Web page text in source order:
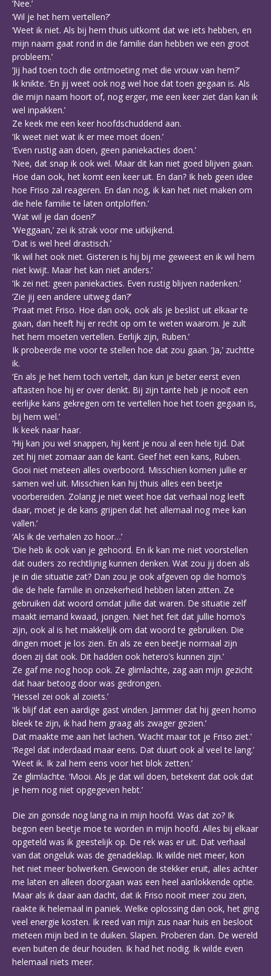
‘Nee.’
‘Wil je het hem vertellen?’
‘Weet ik niet. Als bij hem thuis uitkomt dat we iets hebben, en
mijn naam gaat rond in die familie dan hebben we een groot
probleem.’
‘Jij had toen toch die ontmoeting met die vrouw van hem?’
Ik knikte. ‘En jij weet ook nog wel hoe dat toen gegaan is. Als
die mijn naam hoort of, nog erger, me een keer ziet dan kan ik
wel inpakken.’
Ze keek me een keer hoofdschuddend aan.
‘Ik weet niet wat ik er mee moet doen.’
‘Even rustig aan doen, geen paniekacties doen.’
‘Nee, dat snap ik ook wel. Maar dit kan niet goed blijven gaan.
Hoe dan ook, het komt een keer uit. En dan? Ik heb geen idee
hoe Friso zal reageren. En dan nog, ik kan het niet maken om
die hele familie te laten ontploffen.’
‘Wat wil je dan doen?’
‘Weggaan,’ zei ik strak voor me uitkijkend.
‘Dat is wel heel drastisch.’
‘Ik wil het ook niet. Gisteren is hij bij me geweest en ik wil hem
niet kwijt. Maar het kan niet anders.’
‘Ik zei net: geen paniekacties. Even rustig blijven nadenken.’
‘Zie jij een andere uitweg dan?’
‘Praat met Friso. Hoe dan ook, ook als je beslist uit elkaar te
gaan, dan heeft hij er recht op om te weten waarom. Je zult
het hem moeten vertellen. Eerlijk zijn, Ruben.’
Ik probeerde me voor te stellen hoe dat zou gaan. ‘Ja,’ zuchtte
ik.
‘En als je het hem toch vertelt, dan kun je beter eerst even
aftasten hoe hij er over denkt. Bij zijn tante heb je nooit een
eerlijke kans gekregen om te vertellen hoe het toen gegaan is,
bij hem wel.’
Ik keek naar haar.
‘Hij kan jou wel snappen, hij kent je nou al een hele tijd. Dat
zet hij niet zomaar aan de kant. Geef het een kans, Ruben.
Gooi niet meteen alles overboord. Misschien komen jullie er
samen wel uit. Misschien kan hij thuis alles een beetje
voorbereiden. Zolang je niet weet hoe dat verhaal nog leeft
daar, moet je de kans grijpen dat het allemaal nog mee kan
vallen.’
‘Als ik de verhalen zo hoor…’
‘Die heb ik ook van je gehoord. En ik kan me niet voorstellen
dat ouders zo rechtlijnig kunnen denken. Wat zou jij doen als
je in die situatie zat? Dan zou je ook afgeven op die homo’s
die de hele familie in onzekerheid hebben laten zitten. Ze
gebruiken dat woord omdat jullie dat waren. De situatie zelf
maakt iemand kwaad, jongen. Niet het feit dat jullie homo’s
zijn, ook al is het makkelijk om dat woord te gebruiken. Die
dingen moet je los zien. En als ze een beetje normaal zijn
doen zij dat ook. Dit hadden ook hetero’s kunnen zijn.’
Ze gaf me nog hoop ook. Ze glimlachte, zag aan mijn gezicht
dat haar betoog door was gedrongen.
‘Hessel zei ook al zoiets.’
‘Ik blijf dat een aardige gast vinden. Jammer dat hij geen homo
bleek te zijn, ik had hem graag als zwager gezien.’
Dat maakte me aan het lachen. ‘Wacht maar tot je Friso ziet.’
‘Regel dat inderdaad maar eens. Dat duurt ook al veel te lang.’
‘Weet ik. Ik zal hem eens voor het blok zetten.’
Ze glimlachte. ‘Mooi. Als je dat wil doen, betekent dat ook dat
je hem nog niet opgegeven hebt.’
Die zin gonsde nog lang na in mijn hoofd. Was dat zo? Ik
begon een beetje moe te worden in mijn hoofd. Alles bij elkaar
opgeteld was ik geestelijk op. De rek was er uit. Dat verhaal
van dat ongeluk was de genadeklap. Ik wilde niet meer, kon
het niet meer bolwerken. Gewoon de stekker eruit, alles achter
me laten en alleen doorgaan was een heel aanlokkende optie.
Maar als ik daar aan dacht, dat ik Friso nooit meer zou zien,
raakte ik helemaal in paniek. Welke oplossing dan ook, het ging
veel energie kosten. Ik reed van mijn zus naar huis en besloot
meteen mijn bed in te duiken. Slapen. Proberen dan. De wereld
even buiten de deur houden. Ik had het nodig. Ik wilde even
helemaal niets meer.